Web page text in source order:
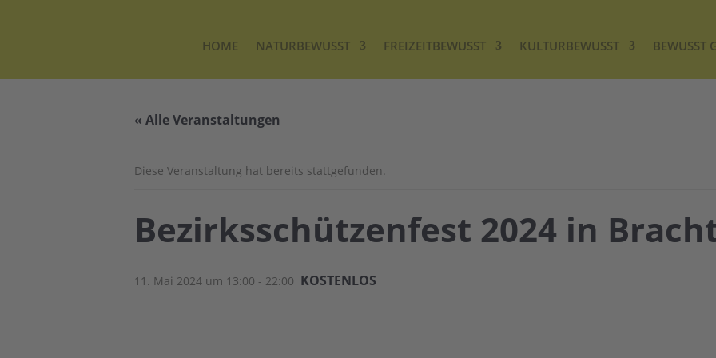
HOME NATURBEWUSST FREIZEITBEWUSST KULTURBEWUSST BEWUSST
« Alle Veranstaltungen
Diese Veranstaltung hat bereits stattgefunden.
Bezirksschützenfest 2024 in
11. Mai 2024 um 13:00 - 22:00 KOSTENLOS